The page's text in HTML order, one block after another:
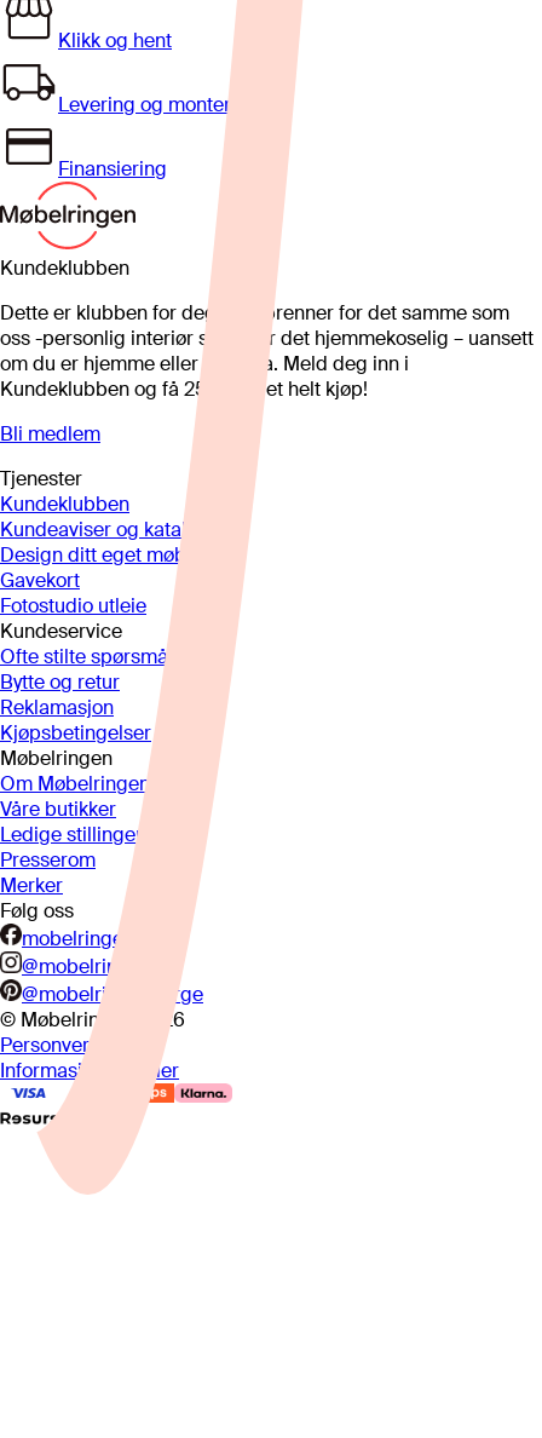
Klikk og hent
Levering og montering
Finansiering
Kundeklubben
Dette er klubben for deg som brenner for det samme som
oss -personlig interiør som gjør det hjemmekoselig – uansett
om du er hjemme eller på hytta. Meld deg inn i
Kundeklubben og få 25%* på et helt kjøp!
Bli medlem
Tjenester
Kundeklubben
Kundeaviser og kataloger
Design ditt eget møbel
Gavekort
Fotostudio utleie
Kundeservice
Ofte stilte spørsmål
Bytte og retur
Reklamasjon
Kjøpsbetingelser
Møbelringen
Om Møbelringen
Våre butikker
Ledige stillinger
Presserom
Merker
Følg oss
mobelringen.no
@mobelringen
@mobelringennorge
© Møbelringen
2026
Personvern
Informasjonskapsler